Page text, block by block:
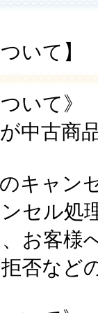
いて】
いて》
中古商
キャン
セル処
お客様
否など